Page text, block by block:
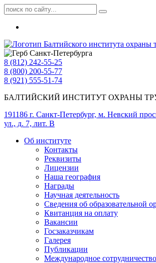
8 (812) 242-55-25
8 (800) 200-55-77
8 (921) 555-51-74
БАЛТИЙСКИЙ ИНСТИТУТ ОХРАНЫ
191186 г. Санкт-Петербург, м. Невский
ул., д. 7, лит. В
Об институте
Контакты
Реквизиты
Лицензии
Наша география
Награды
Научная деятельность
Сведения об образовательной
Квитанция на оплату
Вакансии
Госзаказчикам
Галерея
Публикации
Международное сотрудничество